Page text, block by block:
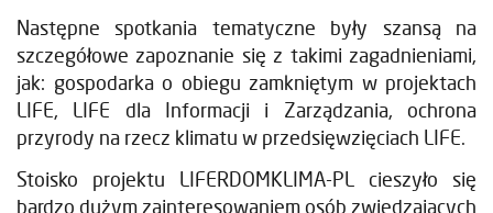
Następne spotkania tematyczne były szansą na
szczegółowe zapoznanie się z takimi zagadnieniami,
jak: gospodarka o obiegu zamkniętym w projektach
LIFE, LIFE dla Informacji i Zarządzania, ochrona
przyrody na rzecz klimatu w przedsięwzięciach LIFE.
Stoisko projektu LIFERDOMKLIMA-PL cieszyło się
bardzo dużym zainteresowaniem osób zwiedzających